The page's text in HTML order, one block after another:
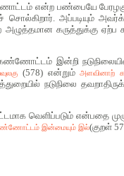
என்ற பண்பையே பேரழகு
அப்படியும்
கருத்துக்கு
இன்றி நடுநிலையில்
(578) என்றும்அளவினாற்
நடுநிலை
வெளிப்படும் என்பதை
இன்மையும் இல்(குறள்